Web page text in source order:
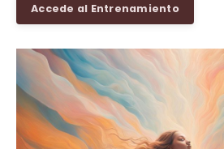
Accede al Entrenamiento